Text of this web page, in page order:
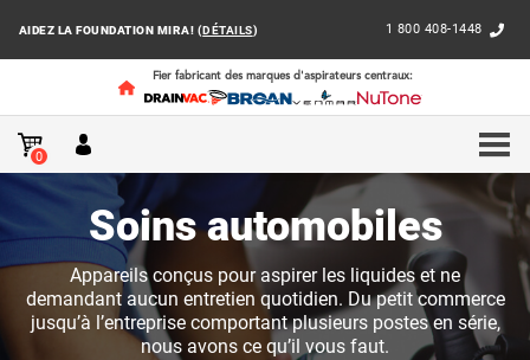
AIDEZ LA FOUNDATION MIRA! (DÉTAILS) 1 800 408-1448
Fier fabricant des marques d'aspirateurs centraux:
0
ACCUEIL
Soins automobiles
Appareils conçus pour aspirer les liquides et ne
demandant aucun entretien quotidien. Du petit commerce
jusqu’à l’entreprise comportant plusieurs postes en série,
nous avons ce qu’il vous faut.